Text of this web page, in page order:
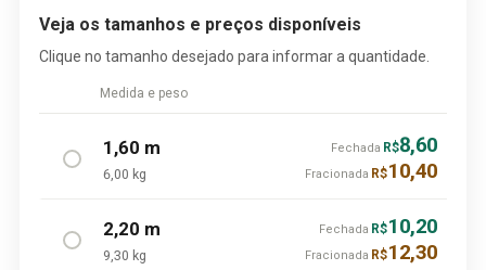
Veja os tamanhos e preços disponíveis
Clique no tamanho desejado para informar a quantidade.
Medida e peso
1,60 m
6,00 kg
Fechada R$8,60
Fracionada R$10,40
2,20 m
9,30 kg
Fechada R$10,20
Fracionada R$12,30